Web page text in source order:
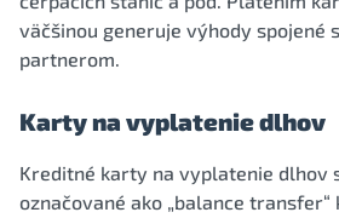
väčšinou generuje výhody spojené
partnerom.
Karty na vyplatenie dlhov
Kreditné karty na vyplatenie dlhov
označované ako „balance